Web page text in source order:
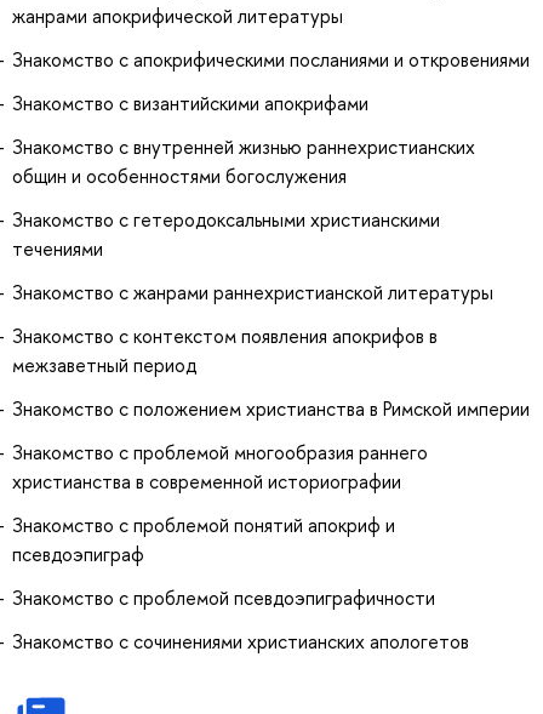
жанрами апокрифической литературы
Знакомство с апокрифическими посланиями и откровениями
Знакомство с византийскими апокрифами
Знакомство с внутренней жизнью раннехристианских
общин и особенностями богослужения
Знакомство с гетеродоксальными христианскими
течениями
Знакомство с жанрами раннехристианской литературы
Знакомство с контекстом появления апокрифов в
межзаветный период
Знакомство с положением христианства в Римской империи
Знакомство с проблемой многообразия раннего
христианства в современной историографии
Знакомство с проблемой понятий апокриф и
псевдоэпиграф
Знакомство с проблемой псевдоэпиграфичности
Знакомство с сочинениями христианских апологетов